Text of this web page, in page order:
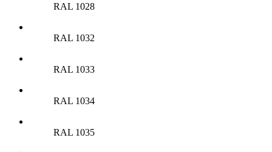
RAL 1028
RAL 1032
RAL 1033
RAL 1034
RAL 1035